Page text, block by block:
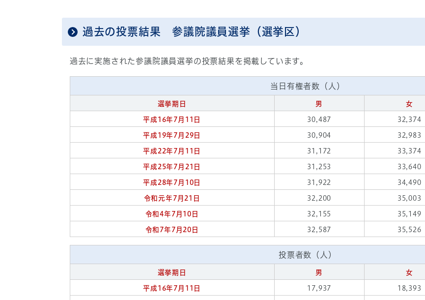
過去の投票結果 参議院議員選挙（選挙区）
過去に実施された参議院議員選挙の投票結果を掲載しています。
当日有権者数（人）
選挙期日 男 女
平成16年7月11日 30,487 32,374
平成19年7月29日 30,904 32,983
平成22年7月11日 31,172 33,374
平成25年7月21日 31,253 33,640
平成28年7月10日 31,922 34,490
令和元年7月21日 32,200 35,003
令和4年7月10日 32,155 35,149
令和7年7月20日 32,587 35,526
投票者数（人）
選挙期日 男 女
平成16年7月11日 17,937 18,393